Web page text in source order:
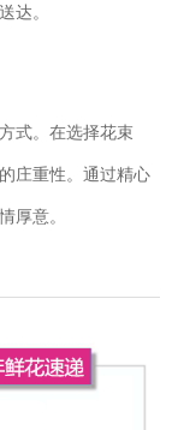
达。
式。在选择花束
庄重性。通过精心
厚意。